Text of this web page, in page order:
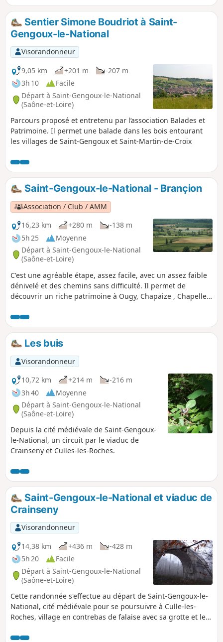
Sentier Simone Boudriot à Saint-
Gengoux-le-National
Visorandonneur
9,05 km
+201 m
-207 m
3h 10
Facile
Départ à Saint-Gengoux-le-National
(Saône-et-Loire)
Parcours proposé et entretenu par l’association Balades et
Patrimoine. Il permet une balade dans les bois entourant
les villages de Saint-Gengoux et Saint-Martin-de-Croix
Saint-Gengoux-le-National - Brançion
Association / Club / AMM
16,23 km
+280 m
-138 m
5h 25
Moyenne
Départ à Saint-Gengoux-le-National
(Saône-et-Loire)
C'est une agréable étape, assez facile, avec un assez faible
dénivelé et des chemins sans difficulté. Il permet de
découvrir un riche patrimoine à Ougy, Chapaize , Chapelle-
remarquable chapelle. Il s'agit d'une étape de la Via
Burgundia qui traverse toute la Bourgogne depuis
Montereau-Fault-Yonne jusqu'à Mâcon.
Les buis
Visorandonneur
10,72 km
+214 m
-216 m
3h 40
Moyenne
Départ à Saint-Gengoux-le-National
(Saône-et-Loire)
Depuis la cité médiévale de Saint-Gengoux-
le-National, un circuit par le viaduc de
Crainseny et Culles-les-Roches.
Saint-Gengoux-le-National et viaduc de
Crainseny
Visorandonneur
14,38 km
+436 m
-428 m
5h 20
Facile
Départ à Saint-Gengoux-le-National
(Saône-et-Loire)
Cette randonnée s'effectue au départ de Saint-Gengoux-le-
National, cité médiévale pour se poursuivre à Culle-les-
Roches, village en contrebas de falaise avec sa grotte et le